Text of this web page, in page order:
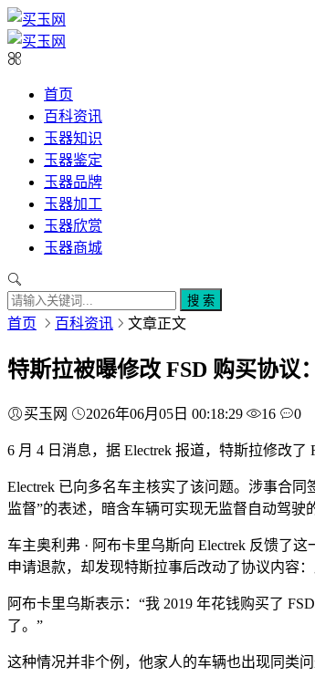
首页
百科资讯
玉器知识
玉器鉴定
玉器品牌
玉器加工
玉器欣赏
玉器商城
搜 索
首页 百科资讯 文章正文
特斯拉被曝修改 FSD 购买协议
买玉网 2026年06月05日 00:18:29 16 0
6 月 4 日消息，据 Electrek 报道，特斯拉修改
Electrek 已向多名车主核实了该问题。涉事合同
监督”的表述，暗含车辆可实现无监督自动驾驶
车主奥利弗 · 阿布卡里乌斯向 Electrek 反馈了
申请退款，却发现特斯拉事后改动了协议内容
阿布卡里乌斯表示：“我 2019 年花钱购买了
了。”
这种情况并非个例，他家人的车辆也出现同类